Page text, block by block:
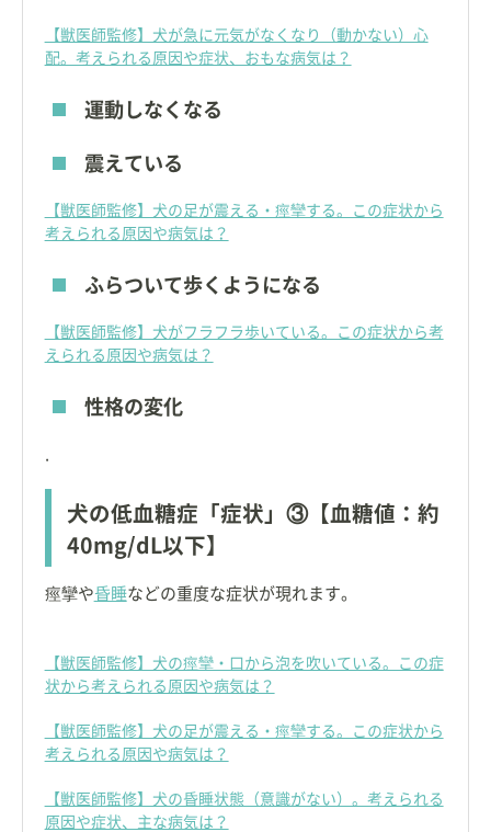
【獣医師監修】犬が急に元気がなくなり（動かない）心
配。考えられる原因や症状、おもな病気は？
運動しなくなる
震えている
【獣医師監修】犬の足が震える・痙攣する。この症状から
考えられる原因や病気は？
ふらついて歩くようになる
【獣医師監修】犬がフラフラ歩いている。この症状から考
えられる原因や病気は？
性格の変化
犬の低血糖症「症状」③【血糖値：約
40mg/dL以下】
痙攣や昏睡などの重度な症状が現れます。
【獣医師監修】犬の痙攣・口から泡を吹いている。この症
状から考えられる原因や病気は？
【獣医師監修】犬の足が震える・痙攣する。この症状から
考えられる原因や病気は？
【獣医師監修】犬の昏睡状態（意識がない）。考えられる
原因や症状、主な病気は？